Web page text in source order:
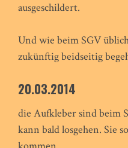
ausgeschildert.
Und wie beim SGV
zukünftig beidseitig
20.03.2014
die Aufkleber sind beim
kann bald losgehen. Sie